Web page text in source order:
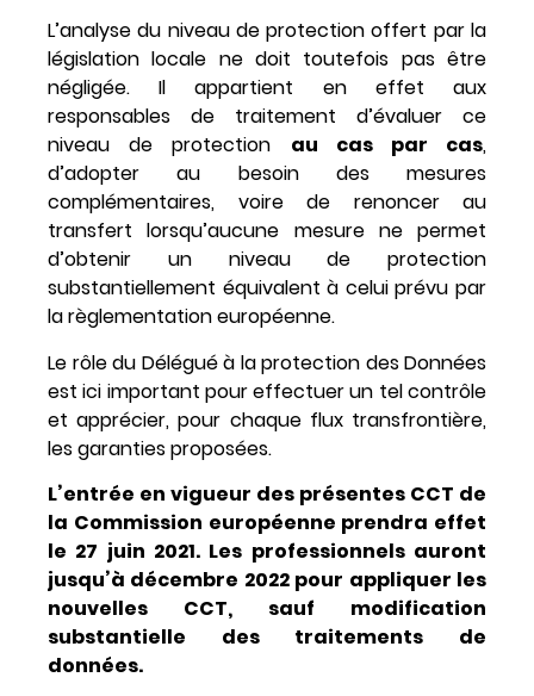
L’analyse du niveau de protection offert par la
législation locale ne doit toutefois pas être
négligée. Il appartient en effet aux
responsables de traitement d’évaluer ce
niveau de protection au cas par cas,
d’adopter au besoin des mesures
complémentaires, voire de renoncer au
transfert lorsqu’aucune mesure ne permet
d’obtenir un niveau de protection
substantiellement équivalent à celui prévu par
la règlementation européenne.
Le rôle du Délégué à la protection des Données
est ici important pour effectuer un tel contrôle
et apprécier, pour chaque flux transfrontière,
les garanties proposées.
L’entrée en vigueur des présentes CCT de
la Commission européenne prendra effet
le 27 juin 2021. Les professionnels auront
jusqu’à décembre 2022 pour appliquer les
nouvelles CCT, sauf modification
substantielle des traitements de
données.